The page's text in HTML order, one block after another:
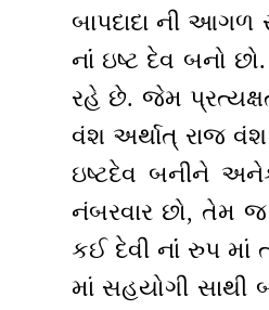
બાપદાદા ની આગળ
નાંં ઇષ્ટ દેવ બનો
રહે છે. જેમ
વંશ અર્થાત્ રાજ
ઇષ્ટદેવ બનીને
નંબરવાર છો, તેમ
કઈ દેવી નાંં રુપ માં
માં સહયોગી